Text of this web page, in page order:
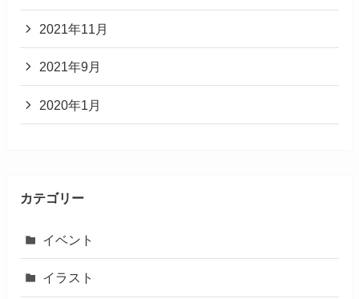
2021年11月
2021年9月
2020年1月
カテゴリー
イベント
イラスト